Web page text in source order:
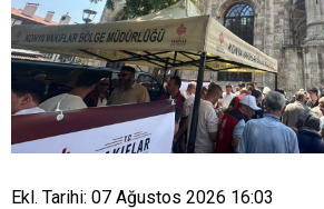
Ekl. Tarihi: 07 Ağustos 2026 16:03